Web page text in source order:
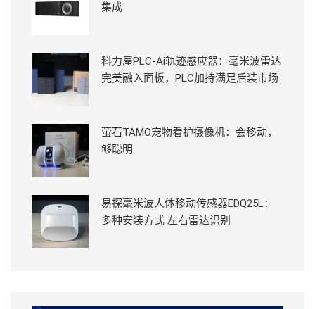
集成
科力屋PLC-Ai轨迹感应器：毫米波雷达
完美融入面板，PLC加持满足后装市场
萤石TAMO宠物看护摄像机：会移动，
够聪明
易探毫米波人体移动传感器EDQ25L：
多种安装方式 左右雷达识别